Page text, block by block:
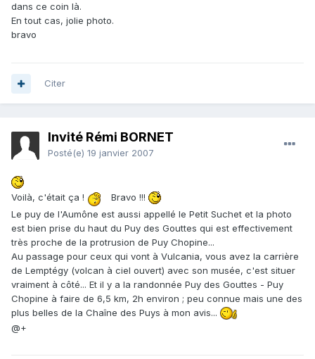
dans ce coin là.
En tout cas, jolie photo.
bravo
Citer
Invité Rémi BORNET
Posté(e) 19 janvier 2007
Voilà, c'était ça !
Bravo !!!
Le puy de l'Aumône est aussi appellé le Petit Suchet et la photo
est bien prise du haut du Puy des Gouttes qui est effectivement
très proche de la protrusion de Puy Chopine...
Au passage pour ceux qui vont à Vulcania, vous avez la carrière
de Lemptégy (volcan à ciel ouvert) avec son musée, c'est situer
vraiment à côté... Et il y a la randonnée Puy des Gouttes - Puy
Chopine à faire de 6,5 km, 2h environ ; peu connue mais une des
plus belles de la Chaîne des Puys à mon avis...
@+